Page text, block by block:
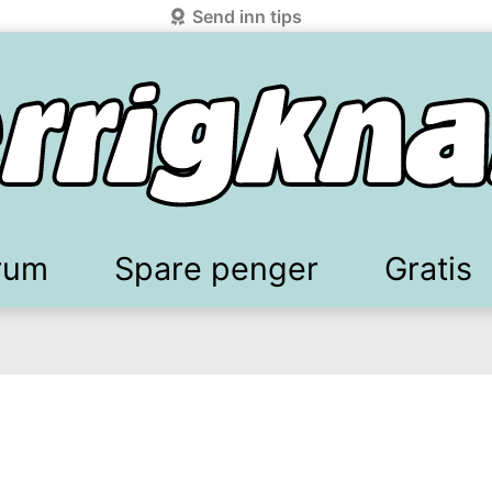
Send inn tips
Spare penger Gratis